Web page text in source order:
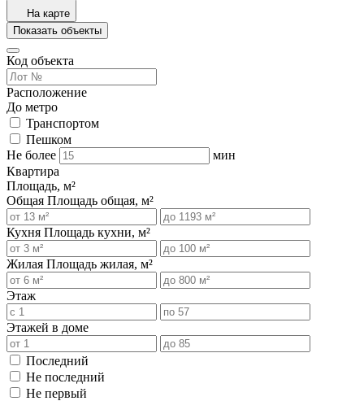
На карте
Показать объекты
Код объекта
Расположение
До метро
Транспортом
Пешком
Не более
мин
Квартира
Площадь, м²
Общая Площадь общая, м²
Кухня Площадь кухни, м²
Жилая Площадь жилая, м²
Этаж
Этажей в доме
Последний
Не последний
Не первый